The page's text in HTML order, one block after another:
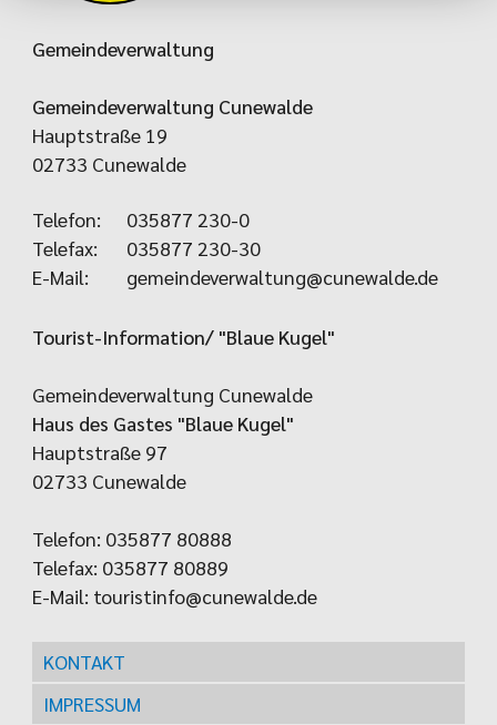
Gemeindeverwaltung
Gemeindeverwaltung Cunewalde
Hauptstraße 19
02733 Cunewalde
Telefon:
035877 230-0
Telefax:
035877 230-30
E-Mail:
gemeindeverwaltung@cunewalde.de
Tourist-Information/ "Blaue Kugel"
Gemeindeverwaltung Cunewalde
Haus des Gastes "Blaue Kugel"
Hauptstraße 97
02733 Cunewalde
Telefon: 035877 80888
Telefax: 035877 80889
E-Mail: touristinfo@cunewalde.de
KONTAKT
IMPRESSUM